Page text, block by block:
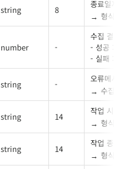
string 8
종료일자
형식 :
number -
수집 결과
- 성공 : 1
- 실패 :
string -
오류메시
수집
string 14
작업 시작
형식 :
string 14
작업 종료
형식 :